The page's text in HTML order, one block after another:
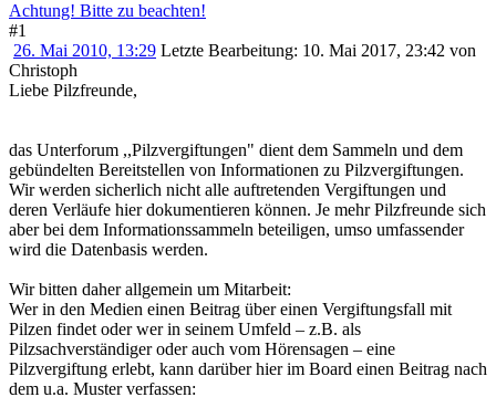
Achtung! Bitte zu beachten!
#1
26. Mai 2010, 13:29 Letzte Bearbeitung: 10. Mai 2017, 23:42 von
Christoph
Liebe Pilzfreunde,
das Unterforum ,,Pilzvergiftungen" dient dem Sammeln und dem
gebündelten Bereitstellen von Informationen zu Pilzvergiftungen.
Wir werden sicherlich nicht alle auftretenden Vergiftungen und
deren Verläufe hier dokumentieren können. Je mehr Pilzfreunde sich
aber bei dem Informationssammeln beteiligen, umso umfassender
wird die Datenbasis werden.
Wir bitten daher allgemein um Mitarbeit:
Wer in den Medien einen Beitrag über einen Vergiftungsfall mit
Pilzen findet oder wer in seinem Umfeld – z.B. als
Pilzsachverständiger oder auch vom Hörensagen – eine
Pilzvergiftung erlebt, kann darüber hier im Board einen Beitrag nach
dem u.a. Muster verfassen: